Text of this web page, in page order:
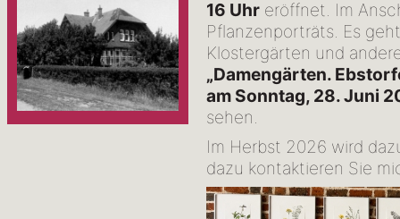
16 Uhr eröffnet. Im
Pflanzenporträts. Es
Klostergärten und
„Damengärten.
am Sonntag, 28. Juni
sehen.
Im Herbst 2026 wird
dazu kontaktieren Sie